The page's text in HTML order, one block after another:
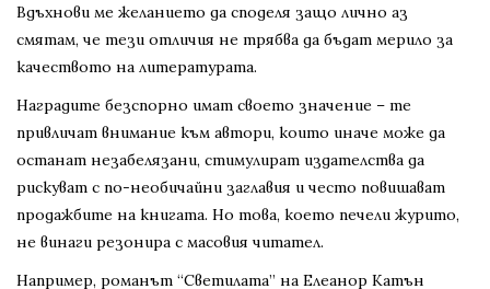
Вдъхнови ме желанието да споделя защо лично аз
смятам, че тези отличия не трябва да бъдат мерило за
качеството на литературата.
Наградите безспорно имат своето значение – те
привличат внимание към автори, които иначе може да
останат незабелязани, стимулират издателства да
рискуват с по-необичайни заглавия и често повишават
продажбите на книгата. Но това, което печели журито,
не винаги резонира с масовия читател.
Например, романът “Светилата” на Елеанор Катън